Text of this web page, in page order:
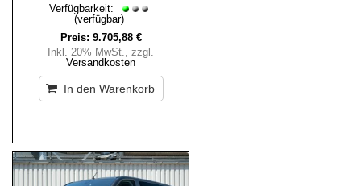
Verfügbarkeit:
(verfügbar)
Preis: 9.705,88 €
Inkl. 20% MwSt., zzgl.
Versandkosten
In den Warenkorb